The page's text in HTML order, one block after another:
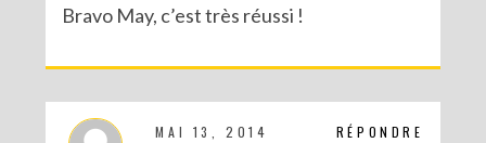
Bravo May, c’est très réussi !
RÉPONDRE
MAI 13, 2014